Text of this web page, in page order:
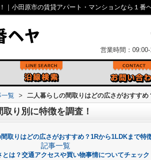
｜小田原市の賃貸アパート・マンションなら１番
営業時間：
覧 > 二人暮らしの間取りはどの広さがおすすめ
り別に特徴を調査！
取りはどの広さがおすすめ？1Rから1LDKまで特
記事一覧
とは？交通アクセスや買い物事情についてチェッ